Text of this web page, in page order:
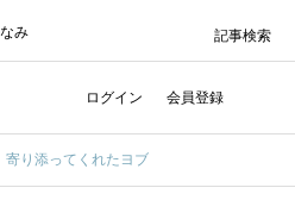
み
ログイン 会員登録
記事検索
寄り添ってくれたヨブ